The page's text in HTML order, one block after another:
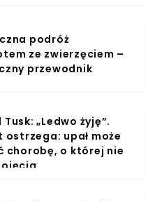
podróż
ze zwierzęciem –
przewodnik
„Ledwo żyję”.
ostrzega: upał może
chorobę, o której nie